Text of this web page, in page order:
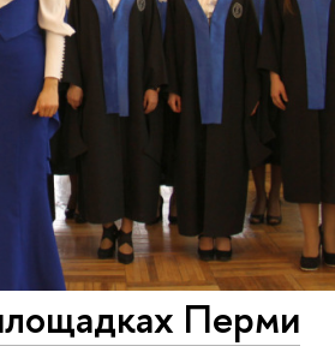
Перми